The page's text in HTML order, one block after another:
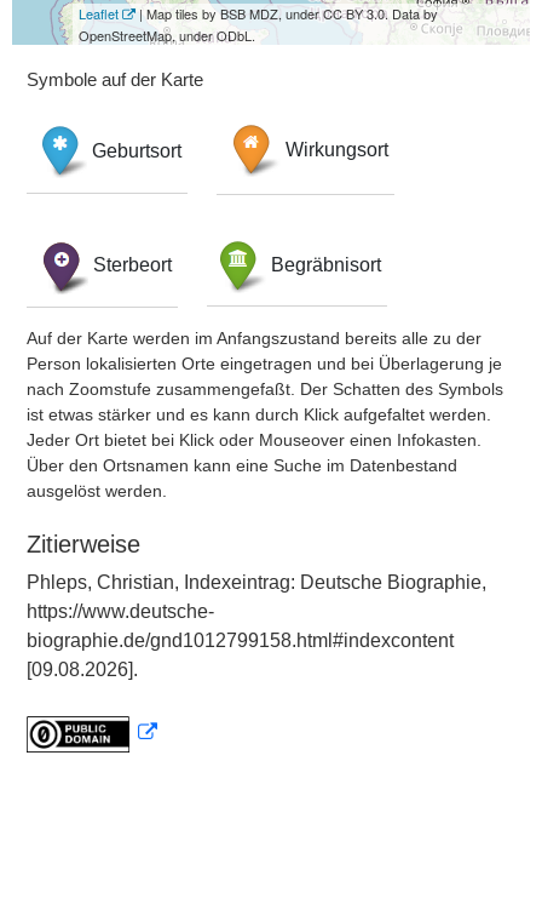
Leaflet
| Map tiles by BSB MDZ, under CC BY 3.0. Data by
OpenStreetMap, under ODbL.
Symbole auf der Karte
Geburtsort Wirkungsort
Sterbeort Begräbnisort
Auf der Karte werden im Anfangszustand bereits alle zu der
Person lokalisierten Orte eingetragen und bei Überlagerung je
nach Zoomstufe zusammengefaßt. Der Schatten des Symbols
ist etwas stärker und es kann durch Klick aufgefaltet werden.
Jeder Ort bietet bei Klick oder Mouseover einen Infokasten.
Über den Ortsnamen kann eine Suche im Datenbestand
ausgelöst werden.
Zitierweise
Phleps, Christian, Indexeintrag: Deutsche Biographie,
https://www.deutsche-
biographie.de/gnd1012799158.html#indexcontent
[09.08.2026].